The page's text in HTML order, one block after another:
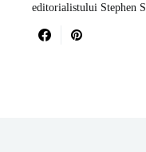
editorialistului Stephen